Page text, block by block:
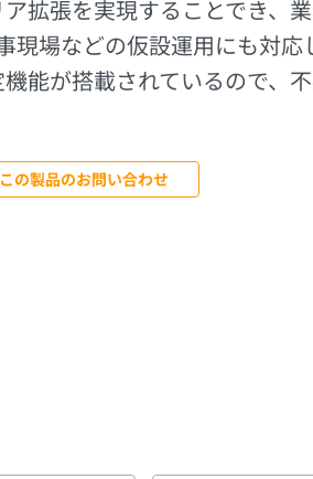
ア拡張を実現することでき、
現場などの仮設運用にも対応
能が搭載されているので、
この製品のお問い合わせ